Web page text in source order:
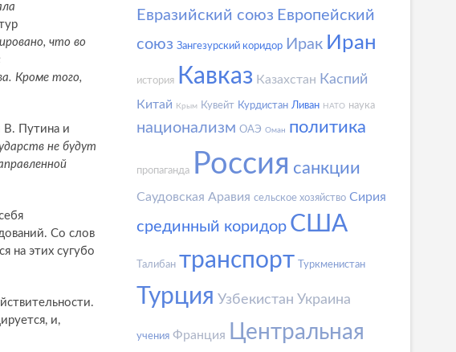
что во
Кроме того,
В. Путина и
не будут
Со слов
на этих сугубо
и,
Евразийский союз Европейский
союз Зангезурский коридор Ирак Иран
история Кавказ Казахстан Каспий
Китай Крым Кувейт Курдистан Ливан НАТО наука
национализм ОАЭ Оман политика
пропаганда Россия санкции
Саудовская Аравия сельское хозяйство Сирия
срединный коридор США
Талибан транспорт Туркменистан
Турция Узбекистан Украина
учения Франция Центральная